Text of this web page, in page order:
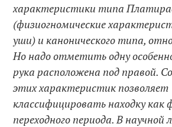
характеристики типа
(физиогномические
уши) и канонического типа,
Но надо отметить одну
рука расположена под правой.
этих характеристик позволяет
классифицировать находку как
переходного периода. В